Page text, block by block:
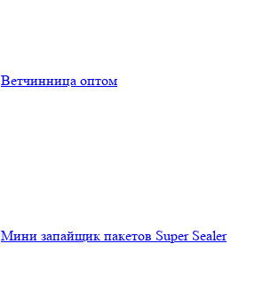
Ветчинница оптом
Мини запайщик пакетов Super Sealer